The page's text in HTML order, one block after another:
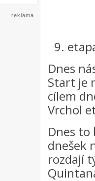
reklama
Dnes
Start je
cílem
Vrchol
Dnes to
dnešek
rozdají